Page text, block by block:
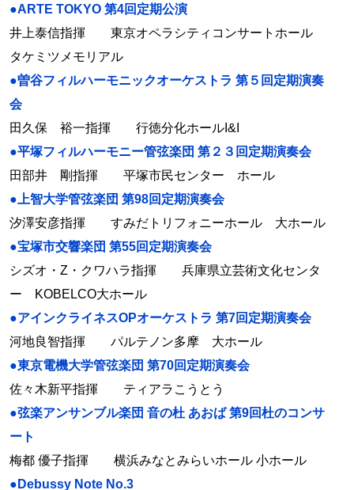
●ARTE TOKYO 第4回定期公演
井上泰信指揮 東京オペラシティコンサートホール
タケミツメモリアル
●曽谷フィルハーモニックオーケストラ 第５回定期演奏
会
田久保 裕一指揮 行徳分化ホールI&I
●平塚フィルハーモニー管弦楽団 第２３回定期演奏会
田部井 剛指揮 平塚市民センター ホール
●上智大学管弦楽団 第98回定期演奏会
汐澤安彦指揮 すみだトリフォニーホール 大ホール
●宝塚市交響楽団 第55回定期演奏会
シズオ・Z・クワハラ指揮 兵庫県立芸術文化センタ
ー KOBELCO大ホール
●アインクライネスOPオーケストラ 第7回定期演奏会
河地良智指揮 パルテノン多摩 大ホール
●東京電機大学管弦楽団 第70回定期演奏会
佐々木新平指揮 ティアラこうとう
●弦楽アンサンブル楽団 音の杜 あおば 第9回杜のコンサ
ート
梅都 優子指揮 横浜みなとみらいホール 小ホール
●Debussy Note No.3